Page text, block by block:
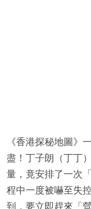
《香港探秘地圖》
盡！丁子朗（丁丁
量，竟安排了一次
程中一度被嚇至失
到，要立即趕來「